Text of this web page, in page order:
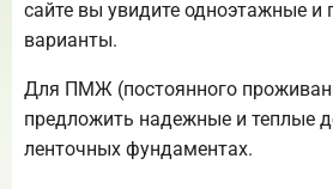
сайте вы увидите одноэтажные и
варианты.
Для ПМЖ (постоянного
предложить надежные и теплые
ленточных фундаментах.